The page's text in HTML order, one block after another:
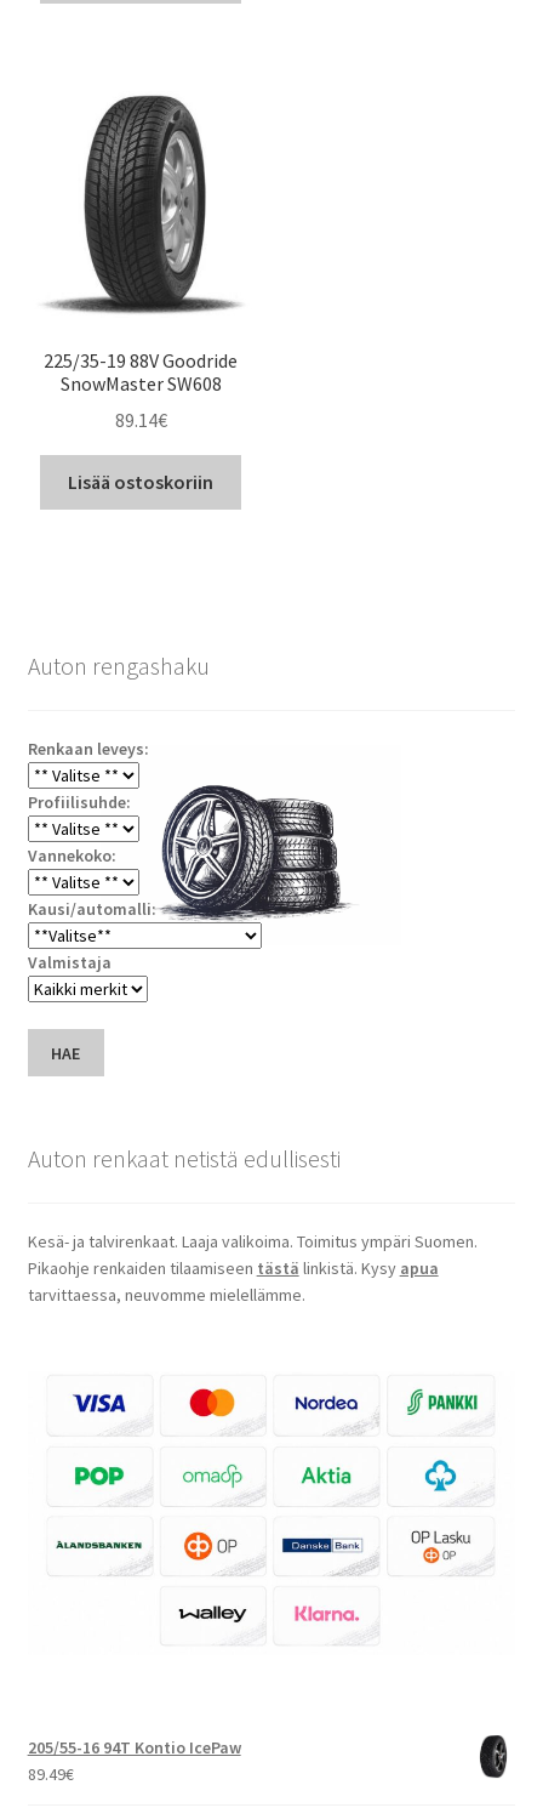
225/35-19 88V Goodride
SnowMaster SW608
89.14€
Lisää ostoskoriin
Auton rengashaku
Renkaan leveys:
Profiilisuhde:
Vannekoko:
Kausi/automalli:
Valmistaja
HAE
Auton renkaat netistä edullisesti
Kesä- ja talvirenkaat. Laaja valikoima. Toimitus ympäri Suomen.
Pikaohje renkaiden tilaamiseen tästä linkistä. Kysy apua
tarvittaessa, neuvomme mielellämme.
205/55-16 94T Kontio IcePaw
89.49€